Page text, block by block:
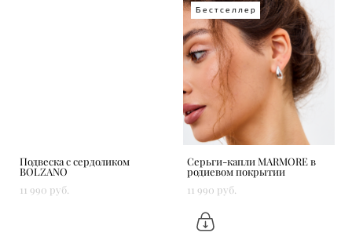
Подвеска с сердоликом
BOLZANO
11 990 pуб.
Бестселлер
Серьги-капли MARMORE в
родиевом покрытии
11 990 pуб.